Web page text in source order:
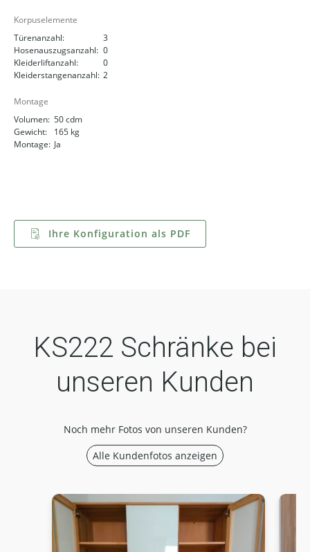
Korpuselemente
Türenanzahl:
3
Hosenauszugsanzahl: 0
Kleiderliftanzahl:
0
Kleiderstangenanzahl: 2
Montage
Volumen: 50 cdm
Gewicht:
165 kg
Montage: Ja
Ihre Konfiguration als PDF
KS222 Schränke bei
unseren Kunden
Noch mehr Fotos von unseren Kunden?
Alle Kundenfotos anzeigen